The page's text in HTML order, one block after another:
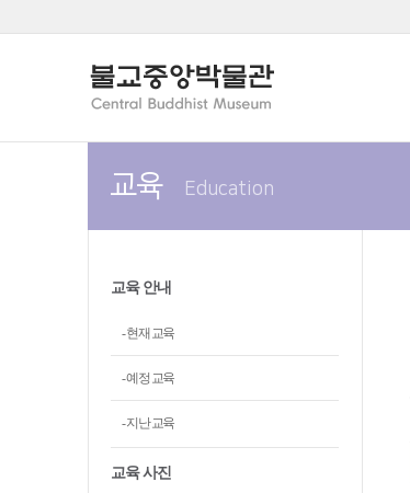
교육 Education
교육 안내
- 현재 교육
- 예정 교육
- 지난 교육
교육 사진